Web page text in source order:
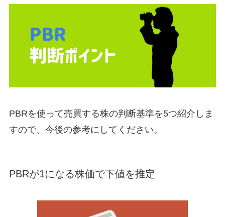
PBRを使って売買する株の判断基準を5つ紹介しま
すので、今後の参考にしてください。
PBRが1になる株価で下値を推定